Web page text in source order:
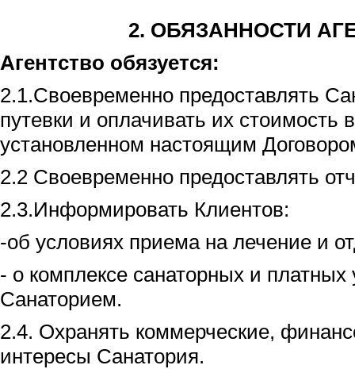
2. ОБЯЗАННОСТИ
Агентство обязуется:
2.1.Своевременно предоставлять
путевки и оплачивать их стоимость
установленном настоящим
2.2 Своевременно предоставлять
2.3.Информировать Клиентов:
-об условиях приема на лечение и
- о комплексе санаторных и платных
Санаторием.
2.4. Охранять коммерческие,
интересы Санатория.